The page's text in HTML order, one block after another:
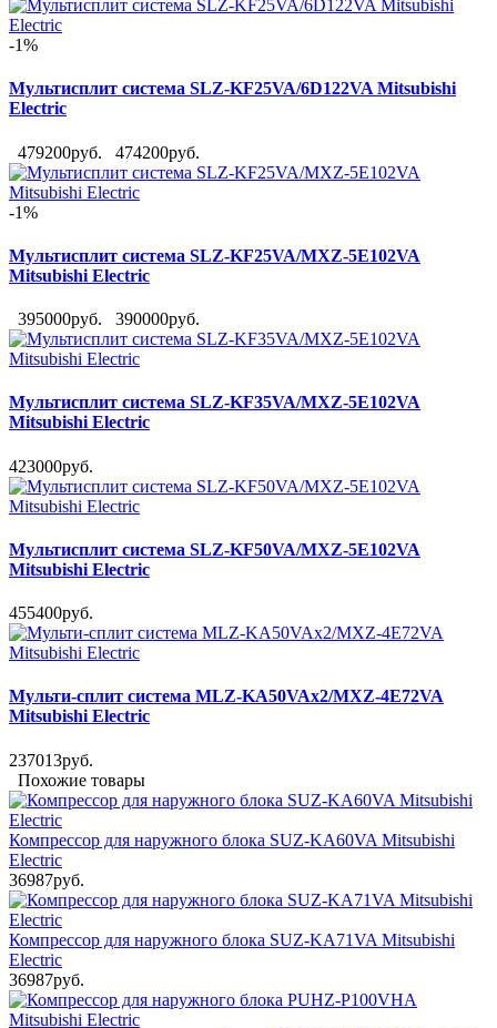
-1%
Мультисплит система SLZ-KF25VA/6D122VA Mitsubishi
Electric
479200руб. 474200руб.
-1%
Мультисплит система SLZ-KF25VA/MXZ-5E102VA
Mitsubishi Electric
395000руб. 390000руб.
Мультисплит система SLZ-KF35VA/MXZ-5E102VA
Mitsubishi Electric
423000руб.
Мультисплит система SLZ-KF50VA/MXZ-5E102VA
Mitsubishi Electric
455400руб.
Мульти-сплит система MLZ-KA50VAx2/MXZ-4E72VA
Mitsubishi Electric
237013руб.
Похожие товары
Компрессор для наружного блока SUZ-KA60VA Mitsubishi
Electric
36987руб.
Компрессор для наружного блока SUZ-KA71VA Mitsubishi
Electric
36987руб.